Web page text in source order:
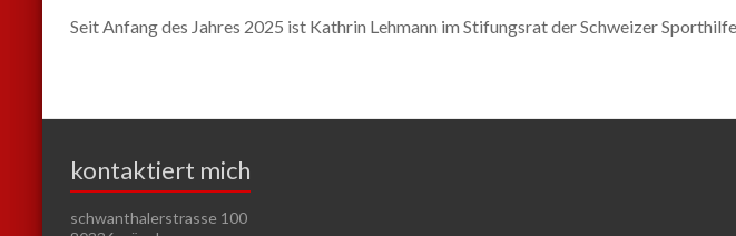
Seit Anfang des Jahres 2025 ist Kathrin Lehmann im Stifungsrat der Schweizer
kontaktiert mich
schwanthalerstrasse 100